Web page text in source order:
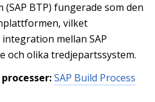
BTP) fungerade som den
vilket
mellan SAP
och olika tredjepartssystem.
SAP Build Process